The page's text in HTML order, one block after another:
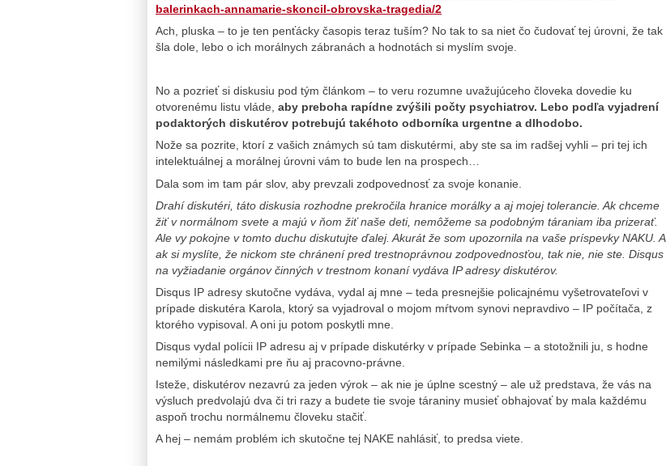
balerinkach-annamarie-skoncil-obrovska-tragedia/2
Ach, pluska – to je ten penťácky časopis teraz tuším? No tak to sa niet čo čudovať tej úrovni, že tak
šla dole, lebo o ich morálnych zábranách a hodnotách si myslím svoje.
No a pozrieť si diskusiu pod tým článkom – to veru rozumne uvažujúceho človeka dovedie ku
otvorenému listu vláde, aby preboha rapídne zvýšili počty psychiatrov. Lebo podľa vyjadrení
podaktorých diskutérov potrebujú takéhoto odborníka urgentne a dlhodobo.
Nože sa pozrite, ktorí z vašich známych sú tam diskutérmi, aby ste sa im radšej vyhli – pri tej ich
intelektuálnej a morálnej úrovni vám to bude len na prospech…
Dala som im tam pár slov, aby prevzali zodpovednosť za svoje konanie.
Drahí diskutéri, táto diskusia rozhodne prekročila hranice morálky a aj mojej tolerancie. Ak chceme
žiť v normálnom svete a majú v ňom žiť naše deti, nemôžeme sa podobným táraniam iba prizerať.
Ale vy pokojne v tomto duchu diskutujte ďalej. Akurát že som upozornila na vaše príspevky NAKU. A
ak si myslíte, že nickom ste chránení pred trestnoprávnou zodpovednosťou, tak nie, nie ste. Disqus
na vyžiadanie orgánov činných v trestnom konaní vydáva IP adresy diskutérov.
Disqus IP adresy skutočne vydáva, vydal aj mne – teda presnejšie policajnému vyšetrovateľovi v
prípade diskutéra Karola, ktorý sa vyjadroval o mojom mŕtvom synovi nepravdivo – IP počítača, z
ktorého vypisoval. A oni ju potom poskytli mne.
Disqus vydal polícii IP adresu aj v prípade diskutérky v prípade Sebinka – a stotožnili ju, s hodne
nemilými následkami pre ňu aj pracovno-právne.
Isteže, diskutérov nezavrú za jeden výrok – ak nie je úplne scestný – ale už predstava, že vás na
výsluch predvolajú dva či tri razy a budete tie svoje táraniny musieť obhajovať by mala každému
aspoň trochu normálnemu človeku stačiť.
A hej – nemám problém ich skutočne tej NAKE nahlásiť, to predsa viete.